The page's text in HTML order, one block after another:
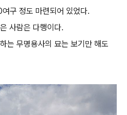
구 정도 마련되어 있었다.
사람은 다행이다.
는 무명용사의 묘는 보기만 해도